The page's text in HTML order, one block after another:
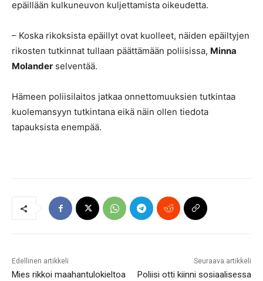
epäillään kulkuneuvon kuljettamista oikeudetta.
– Koska rikoksista epäillyt ovat kuolleet, näiden epäiltyjen
rikosten tutkinnat tullaan päättämään poliisissa, Minna
Molander selventää.
Hämeen poliisilaitos jatkaa onnettomuuksien tutkintaa
kuolemansyyn tutkintana eikä näin ollen tiedota
tapauksista enempää.
Edellinen artikkeli
Mies rikkoi maahantulokieltoa
Seuraava artikkeli
Poliisi otti kiinni sosiaalisessa